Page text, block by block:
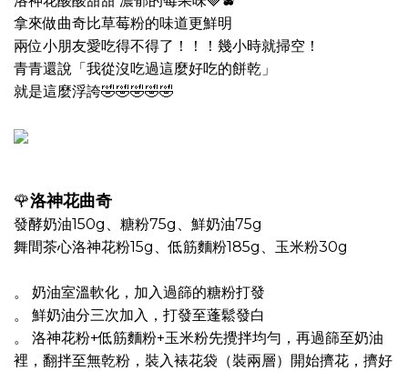
拿來做曲奇比草莓粉的味道更鮮明
兩位小朋友愛吃得不得了！！！幾小時就掃空！
青青還說「我從沒吃過這麼好吃的餅乾」
就是這麼浮誇🤣🤣🤣🤣🤣
🌹洛神花曲奇
發酵奶油150g、糖粉75g、鮮奶油75g
舞間茶心洛神花粉15g、低筋麵粉185g、玉米粉30g
。 奶油室溫軟化，加入過篩的糖粉打發
。 鮮奶油分三次加入，打發至蓬鬆發白
。 洛神花粉+低筋麵粉+玉米粉先攪拌均勻，再過篩至奶油
裡，翻拌至無乾粉，裝入裱花袋（裝兩層）開始擠花，擠好